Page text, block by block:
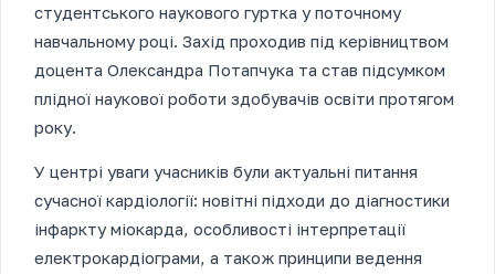
студентського наукового гуртка у поточному
навчальному році. Захід проходив під керівництвом
доцента Олександра Потапчука та став підсумком
плідної наукової роботи здобувачів освіти протягом
року.
У центрі уваги учасників були актуальні питання
сучасної кардіології: новітні підходи до діагностики
інфаркту міокарда, особливості інтерпретації
електрокардіограми, а також принципи ведення